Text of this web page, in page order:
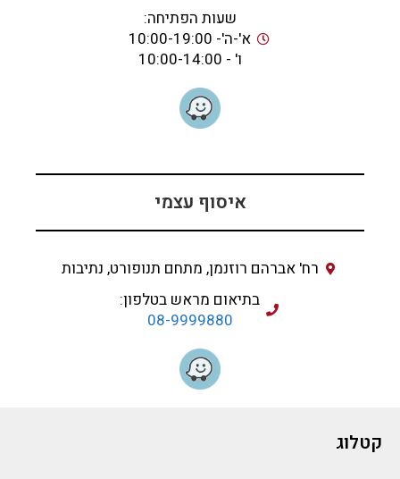
שעות הפתיחה:
א'-ה'- 10:00-19:00
ו' - 10:00-14:00
איסוף עצמי
רח' אברהם רוזנמן, מתחם תנופורט, נתיבות
בתיאום מראש בטלפון:
08-9999880
קטלוג